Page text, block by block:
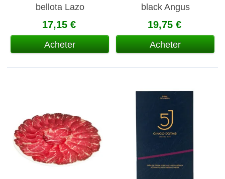
bellota Lazo
17,15 €
Acheter
black Angus
19,75 €
Acheter